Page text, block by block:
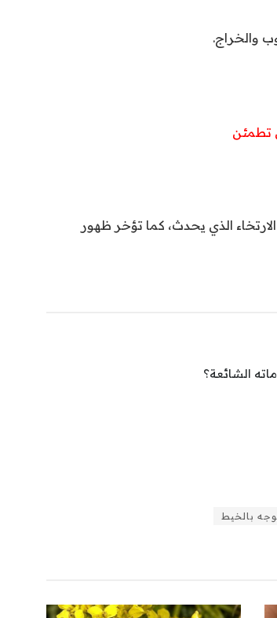
تطمئن
الذي يحدث، كما تؤخر ظهور
الشائعة؟
بالخيط